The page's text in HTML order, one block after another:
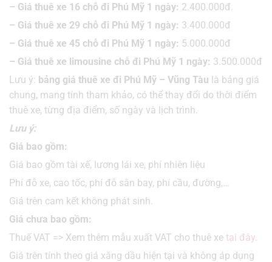
– Giá thuê xe 16 chỗ đi Phú Mỹ 1 ngày: 2.400.000đ.
– Giá thuê xe 29 chỗ đi Phú Mỹ 1 ngày: 3.400.000đ
– Giá thuê xe 45 chỗ đi Phú Mỹ 1 ngày: 5.000.000đ
– Giá thuê xe limousine chỗ đi Phú Mỹ 1 ngày: 3.500.000đ
Lưu ý: bảng giá thuê xe đi Phú Mỹ – Vũng Tàu là bảng giá
chung, mang tính tham khảo, có thể thay đổi do thời điểm
thuê xe, từng địa điểm, số ngày và lịch trình.
Lưu ý:
Giá bao gồm:
Giá bao gồm tài xế, lương lái xe, phí nhiên liệu
Phí đỗ xe, cao tốc, phí đỗ sân bay, phí cầu, đường,…
Giá trên cam kết không phát sinh.
Giá chưa bao gồm:
Thuế VAT => Xem thêm mẫu xuất VAT cho thuê xe tại đây.
Giá trên tính theo giá xăng dầu hiện tại và không áp dụng